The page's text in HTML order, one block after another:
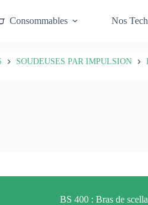
: la scelleuse, la barquette, le
Consommables Nos
SOUDEUSES PAR IMPULSION
BS 400 : Bras de